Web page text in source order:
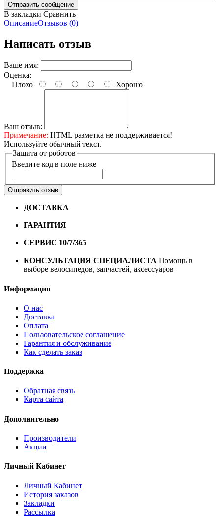
В закладки Сравнить
ОписаниеОтзывов (0)
Написать отзыв
Ваше имя:
Оценка:
Плохо
Хорошо
Ваш отзыв:
Примечание: HTML разметка не поддерживается!
Используйте обычный текст.
Защита от роботов
Введите код в поле ниже
Отправить отзыв
ДОСТАВКА
ГАРАНТИЯ
СЕРВИС 10/7/365
КОНСУЛЬТАЦИЯ СПЕЦИАЛИСТА Помощь в
выборе велосипедов, запчастей, аксессуаров
Информация
О нас
Доставка
Оплата
Пользовательское соглашение
Гарантия и обслуживание
Как сделать заказ
Поддержка
Обратная связь
Карта сайта
Дополнительно
Производители
Акции
Личный Кабинет
Личный Кабинет
История заказов
Закладки
Рассылка